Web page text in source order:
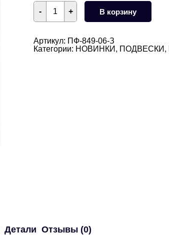
+
Количество
товара
Подвеска
с
малиновым
фианитом
- В корзину
Артикул: ПФ-849-06-З
Категории: НОВИНКИ , ПОДВЕСКИ ,
Детали Отзывы (0)